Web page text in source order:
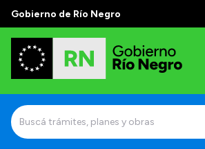
Gobierno de Río Negro